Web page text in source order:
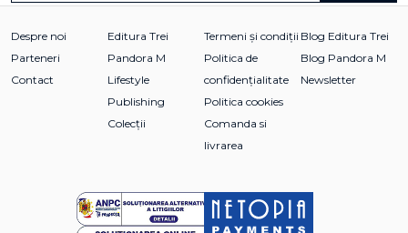
Despre noi
Parteneri
Contact
Editura Trei
Pandora M
Lifestyle
Publishing
Colecții
Termeni și condiții
Politica de
confidențialitate
Politica cookies
Comanda si
livrarea
Blog Editura Trei
Blog Pandora M
Newsletter